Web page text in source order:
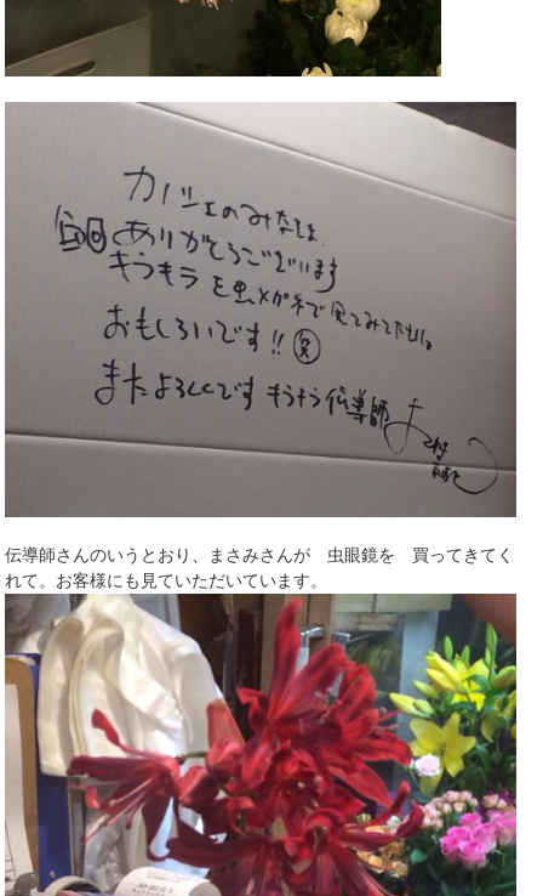
伝導師さんのいうとおり、まさみさんが 虫眼鏡を 買ってきてく
れて。お客様にも見ていただいています。